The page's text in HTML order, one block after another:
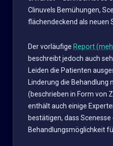
Clinuvels Bemühungen,
flächendeckend als neuen
Der vorläufige Report
beschreibt jedoch auch
Leiden die Patienten
Linderung die Behandlung
(beschrieben in Form von
enthält auch einige
bestätigen, dass
Behandlungsmöglichkeit